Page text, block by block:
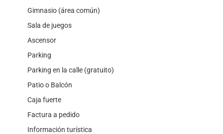
Gimnasio (área común)
Sala de juegos
Ascensor
Parking
Parking en la calle (gratuito)
Patio o Balcón
Caja fuerte
Factura a pedido
Información turística